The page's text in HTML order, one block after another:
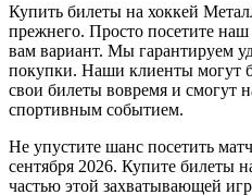
Купить билеты на хоккей
прежнего. Просто посетите
вам вариант. Мы гарантируем
покупки. Наши клиенты могут
свои билеты вовремя и смогут
спортивным событием.
Не упустите шанс посетить
сентября 2026. Купите билеты
частью этой захватывающей